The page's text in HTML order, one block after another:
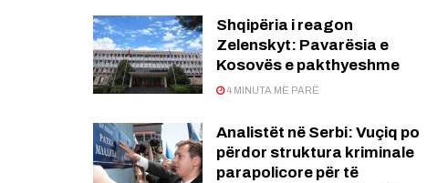
Shqipëria i reagon
Zelenskyt: Pavarësia e
Kosovës e pakthyeshme
4 MINUTA MË PARË
Analistët në Serbi: Vuçiq po
përdor struktura kriminale
parapolicore për të